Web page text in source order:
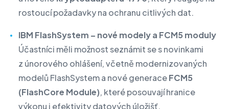
rostoucí požadavky na ochranu citlivých dat.
IBM FlashSystem – nové modely a FCM5 moduly
Účastníci měli možnost seznámit se s novinkami
z únorového ohlášení, včetně modernizovaných
modelů FlashSystem a nové generaceFCM5
(FlashCore Module), které posouvají hranice
výkonu i efektivity datových úložišť.